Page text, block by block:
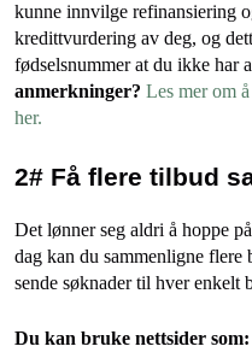
kunne innvilge refinansiering
kredittvurdering av deg, og
fødselsnummer at du ikke har
anmerkninger? Les mer om
her.
2# Få flere tilbud
Det lønner seg aldri å hoppe
dag kan du sammenligne flere
sende søknader til hver enkelt
Du kan bruke nettsider som: